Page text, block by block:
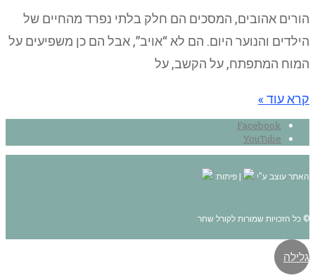
הורים אהובים, המסכים הם חלק בלתי נפרד מהחיים של
הילדים והנוער היום. הם לא “אויב”, אבל הם כן משפיעים על
המוח המתפתח, על הקשב, על
קרא עוד »
Facebook
YouTube
האתר עוצב ע"י | פיתוח:
© כל הזכויות שמורות לקורל שחר
גלילה